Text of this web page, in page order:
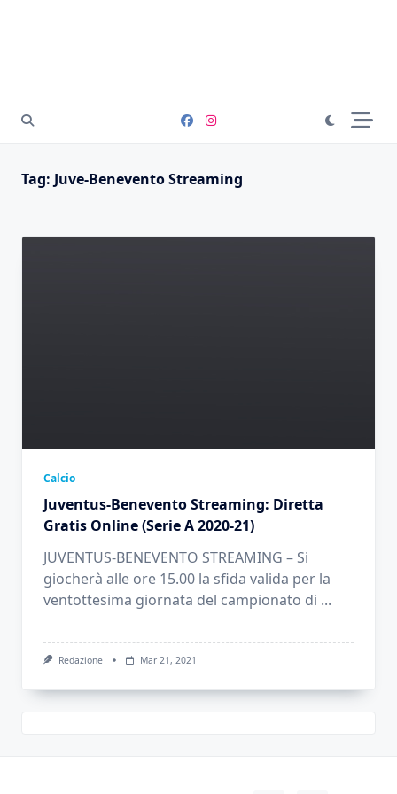
Tag: Juve-Benevento Streaming
Calcio
Juventus-Benevento Streaming: Diretta
Gratis Online (Serie A 2020-21)
JUVENTUS-BENEVENTO STREAMING – Si
giocherà alle ore 15.00 la sfida valida per la
ventottesima giornata del campionato di ...
Redazione Mar 21, 2021